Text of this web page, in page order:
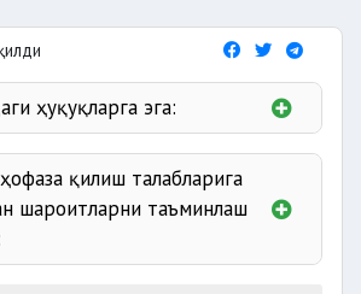
ҳуқуқларга эга:
эга бўлиш
қилиш талабларига
шароитларни таъминлаш